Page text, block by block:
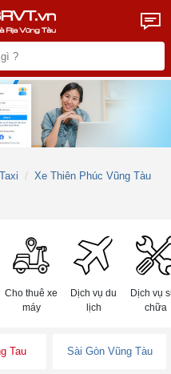
Xe Thiên Phúc Vũng Tàu
Cho thuê xe
máy
Dịch vụ du
lịch
Dịch vụ
chữa
Tau Sài Gòn Vũng Tàu